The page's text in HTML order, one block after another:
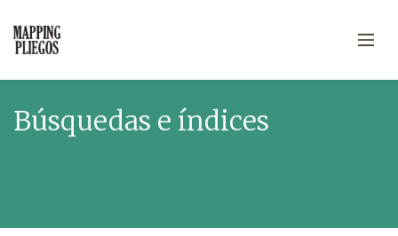
Búsquedas e índices